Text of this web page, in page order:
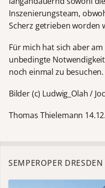
Inszenierungsteam,
Scherz getrieben worden
Für mich hat sich aber
unbedingte
noch einmal zu besuchen.
Bilder (c) Ludwig_Olah /
Thomas Thielemann
SEMPEROPER DRESDEN